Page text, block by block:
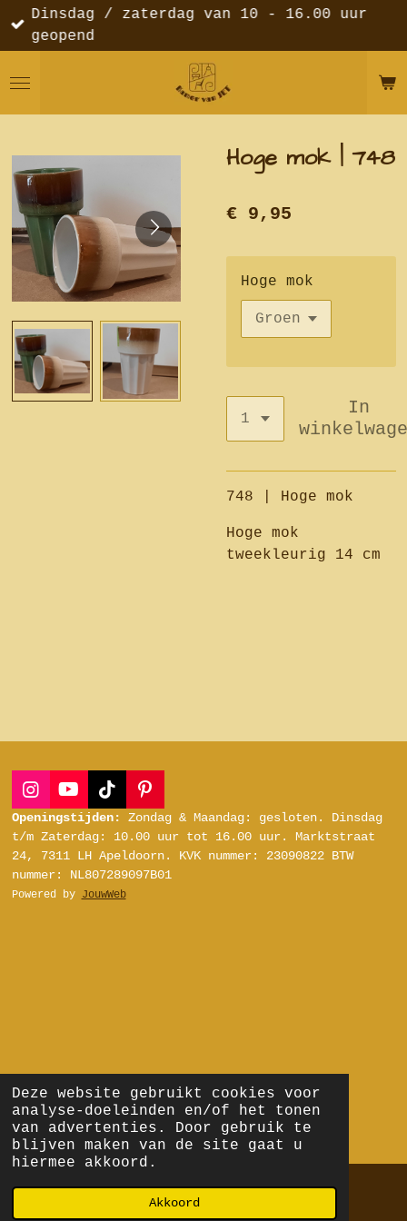
Deze website gebruikt cookies voor
analyse-doeleinden en/of het tonen
van advertenties. Door gebruik te
blijven maken van de site gaat u
hiermee akkoord.
Akkoord
Ga
direct
de
Dinsdag / zaterdag van 10 - 16.00 uur
geopend
Hoge mok | 748
€ 9,95
Hoge mok
In
748 | Hoge mok
Hoge mok
tweekleurig 14 cm
I
n
s
a
g
r
Y
o
u
T
b
e
T
i
o
k
P
i
n
r
Openingstijden: Zondag & Maandag: gesloten.
Dinsdag
t/m Zaterdag: 10.00 uur tot 16.00 uur. Marktstraat
24, 7311 LH Apeldoorn.
KVK nummer: 23090822 BTW
nummer: NL807289097B01
Powered by JouwWeb
Telefoonnummer